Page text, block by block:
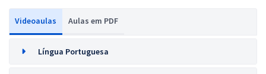
Videoaulas Aulas em PDF
Língua Portuguesa